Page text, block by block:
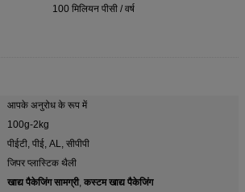
100 मिलियन पीसी / वर्ष
आपके अनुरोध के रूप में
100g-2kg
पीईटी, पीई, AL, सीपीपी
जिपर प्लास्टिक थैली
खाद्य पैकेजिंग सामग्री, कस्टम खाद्य पैकेजिंग